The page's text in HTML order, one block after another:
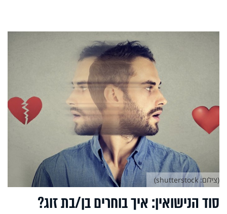
סוד הנישואין: איך בוחרים בן/בת זוג?
(צילום: shutterstock)